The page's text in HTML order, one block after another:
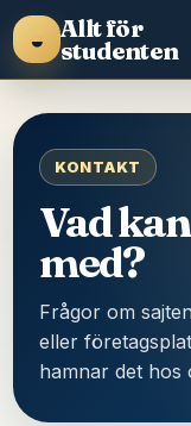
◒ Allt för
studenten
KONTAKT
Vad
med?
Frågor om
eller
hamnar det hos